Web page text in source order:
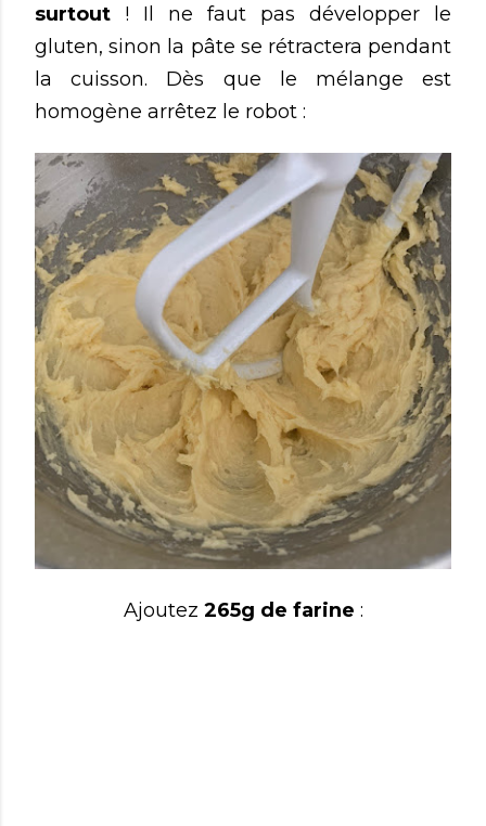
surtout ! Il ne faut pas développer le
gluten, sinon la pâte se rétractera pendant
la cuisson. Dès que le mélange est
homogène arrêtez le robot :
Ajoutez 265g de farine :